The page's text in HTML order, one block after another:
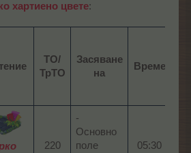
хартиено цвете:
ТО/
ТрТО
Засяване
на
Време
220​
-
Основно
поле
05:30​